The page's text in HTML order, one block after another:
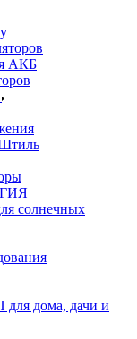
АКБ
солнечных
дома, дачи и